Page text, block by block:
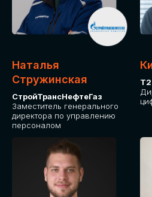
Наталья
Стружинская
СтройТрансНефтеГаз
Заместитель генерального
директора по управлению
персоналом
Т2
TECH FORUM и поделиться своим
опытом и экспертизой. Будем рады
сотрудничеству!
СРЕДИ
МЕРОПРИЯТИЯ